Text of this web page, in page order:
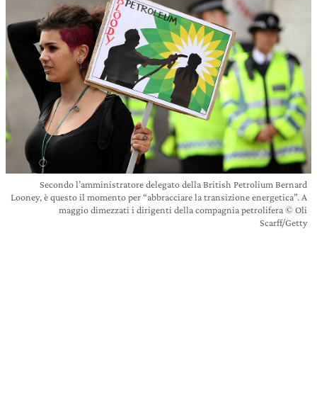
Secondo l’amministratore delegato della British Petrolium Bernard
Looney, è questo il momento per “abbracciare la transizione energetica”. A
maggio dimezzati i dirigenti della compagnia petrolifera © Oli
Scarff/Getty